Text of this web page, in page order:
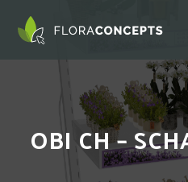
OBI CH –